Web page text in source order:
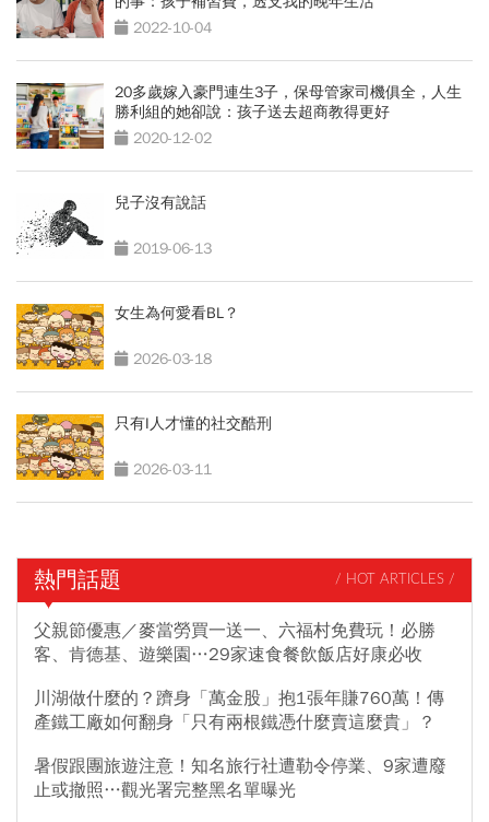
2022-10-04
20多歲嫁入豪門連生3子，保母管家司機俱全，人生
勝利組的她卻說：孩子送去超商教得更好
2020-12-02
兒子沒有說話
2019-06-13
女生為何愛看BL？
2026-03-18
只有I人才懂的社交酷刑
2026-03-11
熱門話題 / HOT ARTICLES /
父親節優惠／麥當勞買一送一、六福村免費玩！必勝
客、肯德基、遊樂園…29家速食餐飲飯店好康必收
川湖做什麼的？躋身「萬金股」抱1張年賺760萬！傳
產鐵工廠如何翻身「只有兩根鐵憑什麼賣這麼貴」？
暑假跟團旅遊注意！知名旅行社遭勒令停業、9家遭廢
止或撤照…觀光署完整黑名單曝光